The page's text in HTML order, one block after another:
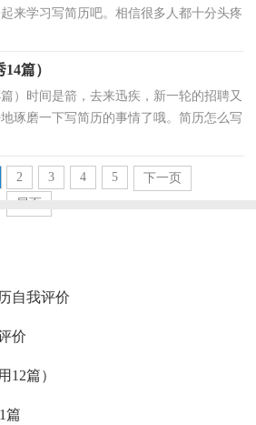
来学习写简历吧。相信很多人都十分头疼
以下是小编为大家收集的大学...
篇）
）时间是箭，去来迅疾，新一轮的招聘又
琢磨一下写简历的事情了哦。简历怎么写
小编为大家收集的简历的自我鉴...
2 3 4 5
下一页
尾页
自我评价
价
12篇）
篇